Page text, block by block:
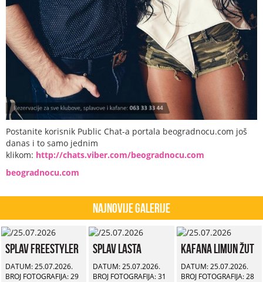
Postanite korisnik Public Chat-a portala beogradnocu.com još
danas i to samo jednim
klikom: http://chats.viber.com/beogradnocu.com
beogradnocu.com
Najnovije Galerije
Splav Freestyler
DATUM: 25.07.2026.
BROJ FOTOGRAFIJA: 29
Splav Lasta
DATUM: 25.07.2026.
BROJ FOTOGRAFIJA: 31
Kafana Limun Žut
DATUM: 25.07.2026.
BROJ FOTOGRAFIJA: 28